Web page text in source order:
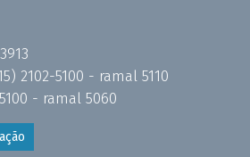
2102-5100 - ramal 5110
- ramal 5060